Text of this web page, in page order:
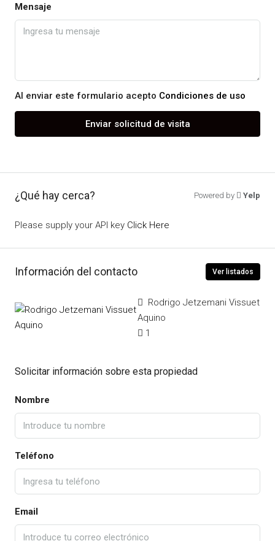
Mensaje
Al enviar este formulario acepto Condiciones de uso
Enviar solicitud de visita
¿Qué hay cerca? Powered by Yelp
Please supply your API key Click Here
Información del contacto Ver listados
Rodrigo Jetzemani Vissuet
Aquino
1
Solicitar información sobre esta propiedad
Nombre
Teléfono
Email